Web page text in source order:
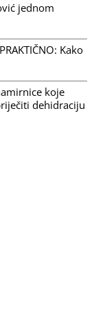
jednom
Kako
koje
dehidraciju